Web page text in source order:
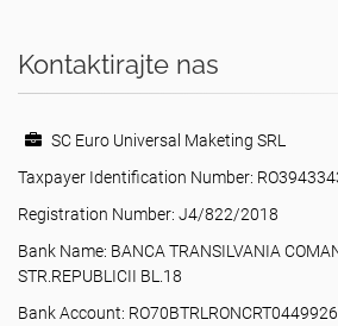
Kontaktirajte nas
SC Euro Universal Maketing SRL
Taxpayer Identification Number:
Registration Number: J4/822/2018
Bank Name: BANCA TRANSILVANIA
STR.REPUBLICII BL.18
Bank Account: